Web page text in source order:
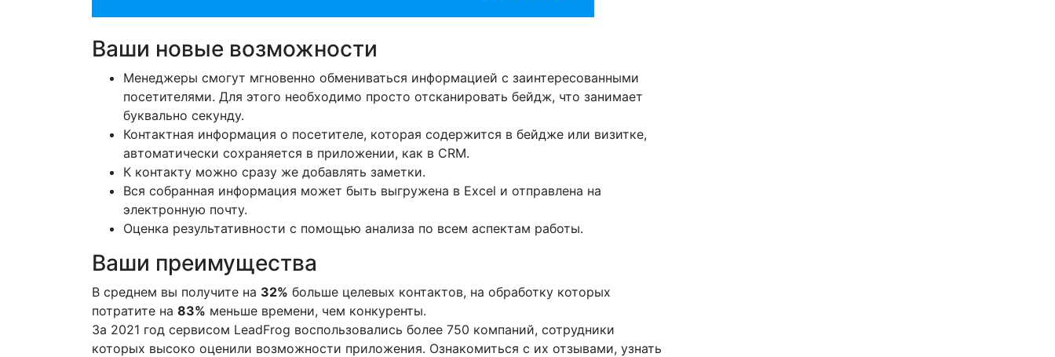
Ваши новые возможности
Менеджеры смогут мгновенно обмениваться информацией с заинтересованными
посетителями. Для этого необходимо просто отсканировать бейдж, что занимает
буквально секунду.
Контактная информация о посетителе, которая содержится в бейдже или визитке,
автоматически сохраняется в приложении, как в CRM.
К контакту можно сразу же добавлять заметки.
Вся собранная информация может быть выгружена в Excel и отправлена на
электронную почту.
Оценка результативности с помощью анализа по всем аспектам работы.
Ваши преимущества
В среднем вы получите на 32% больше целевых контактов, на обработку которых
потратите на 83% меньше времени, чем конкуренты.
За 2021 год сервисом LeadFrog воспользовались более 750 компаний, сотрудники
которых высоко оценили возможности приложения. Ознакомиться с их отзывами, узнать